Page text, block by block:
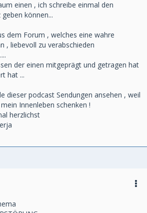
einen , ich schreibe einmal den
können...
dem Forum , welches eine wahre
, liebevoll zu verabschieden
der einen mitgeprägt und getragen hat
hat ...
dieser podcast Sendungen ansehen , weil
Innenleben schenken !
herzlichst